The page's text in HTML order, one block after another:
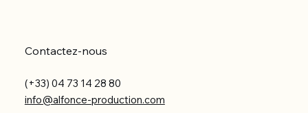
Contactez-nous
(+33) 04 73 14 28 80
info@alfonce-production.com